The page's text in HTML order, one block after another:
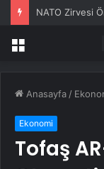
Menü
Anasayfa /
Ekonomi
Tofaş